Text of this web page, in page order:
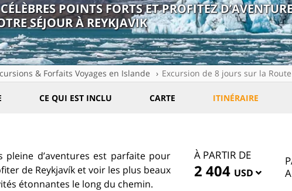
POINTS FORTS ET PROFITEZ
SÉJOUR À REYKJAVIK
& Forfaits Voyages en Islande Excursion de 8 jours sur la
CE QUI EST INCLU CARTE ITINÉRAIRE
d’aventures est parfaite pour
de Reykjavík et voir les plus beaux
étonnantes le long du chemin.
À PARTIR DE
2 404 USD